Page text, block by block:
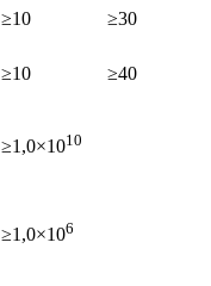
≥10 ≥30
≥10 ≥40
≥1,0×1010
≥1,0×106